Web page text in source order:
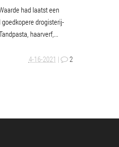
had laatst een
drogisterij-
haarverf,...
4-16-2021 | 2